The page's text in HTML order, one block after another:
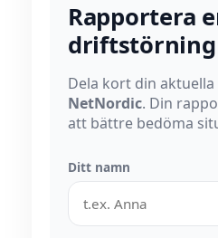
Rapportera
driftstörning
Dela kort din aktuella
NetNordic. Din
att bättre bedöma
Ditt namn